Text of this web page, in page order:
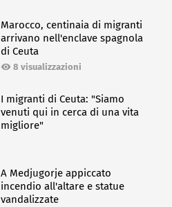
Marocco, centinaia di migranti
arrivano nell'enclave spagnola
di Ceuta
8 visualizzazioni
I migranti di Ceuta: "Siamo
venuti qui in cerca di una vita
migliore"
A Medjugorje appiccato
incendio all'altare e statue
vandalizzate